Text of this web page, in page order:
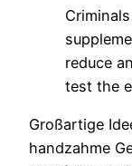
reduce
test the
Großartige
handzahme